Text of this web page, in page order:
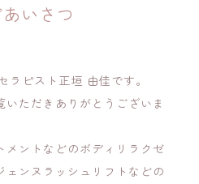
いさつ
ピスト正垣 由佳です。
ただきありがとうございま
メントなどのボディリラクゼ
ェンヌラッシュリフトなどの